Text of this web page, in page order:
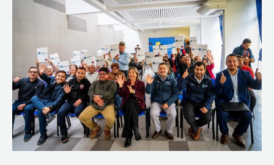
celebran
sus
anhelados
títulos
de